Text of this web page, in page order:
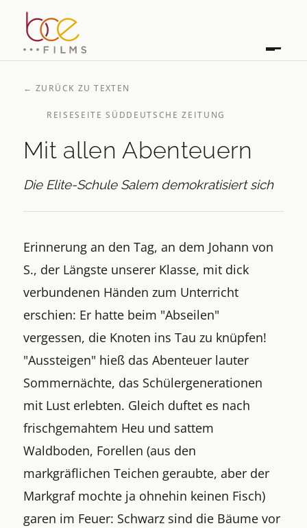
← ZURÜCK ZU TEXTEN
REISESEITE SÜDDEUTSCHE ZEITUNG
Mit allen Abenteuern
Die Elite-Schule Salem demokratisiert sich
Erinnerung an den Tag, an dem Johann von
S., der Längste unserer Klasse, mit dick
verbundenen Händen zum Unterricht
erschien: Er hatte beim "Abseilen"
vergessen, die Knoten ins Tau zu knüpfen!
"Aussteigen" hieß das Abenteuer lauter
Sommernächte, das Schülergenerationen
mit Lust erlebten. Gleich duftet es nach
frischgemahtem Heu und sattem
Waldboden, Forellen (aus den
markgräflichen Teichen geraubte, aber der
Markgraf mochte ja ohnehin keinen Fisch)
garen im Feuer: Schwarz sind die Bäume vor